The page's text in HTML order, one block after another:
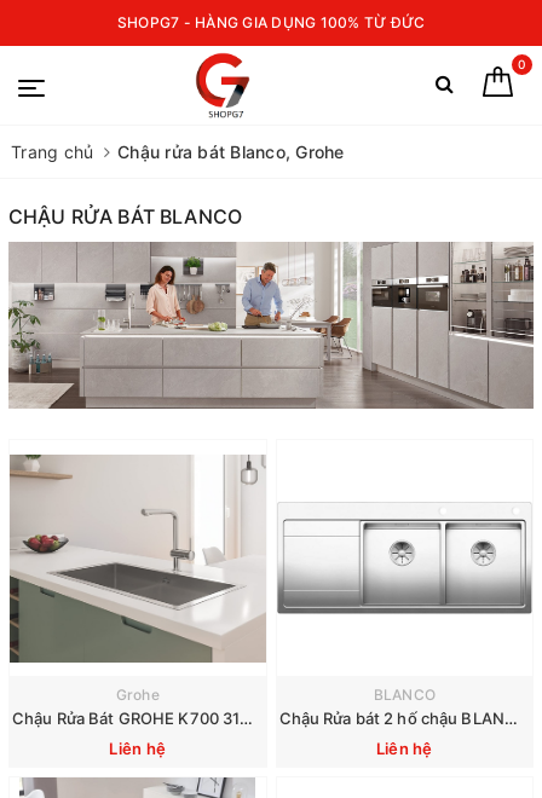
SHOPG7 - HÀNG GIA DỤNG 100% TỪ ĐỨC
0
Trang chủ Chậu rửa bát Blanco, Grohe
CHẬU RỬA BÁT BLANCO
Grohe
Chậu Rửa Bát GROHE K700 ‎31580SD1
Liên hệ
BLANCO
Chậu Rửa bát 2 hố chậu BLANCO BLANCO 521665 Divon II 8 S-IF
Liên hệ